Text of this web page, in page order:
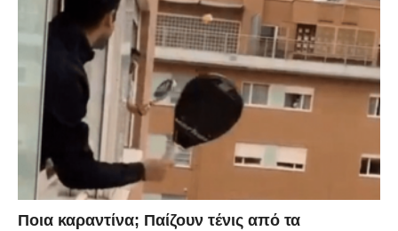
Ποια καραντίνα; Παίζουν τένις από τα